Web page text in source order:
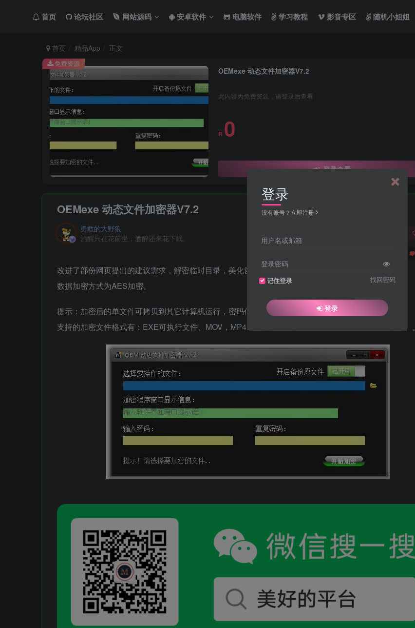
首页 论坛社区 网站源码 安卓软件 电脑软件 学习教程 影音专区 随机小姐姐
首页 精品App 正文
OEMexe 动态文件加密器V7.2
此内容为免费资源，请登录后查看
R 0
登录查看
免费资源
OEMexe 动态文件加密器V7.2
勇敢的大野狼
酒醒只在花前坐，酒醉还来花下眠。
改进了部份网页提出的建议需求，解密临时目录，美化窗口界面。
数据加密方式为AES加密。
提示：加密后的单文件可拷贝到其它计算机运行，密码信息保存在加密后的文件内部，绿色环保！
支持的加密文件格式有：EXE可执行文件、MOV，MP4…视频格式文件，TXT文本EXCEL办公文件。。。
登录
没有账号？立即注册
用户名或邮箱
登录密码
记住登录 找回密码
登录